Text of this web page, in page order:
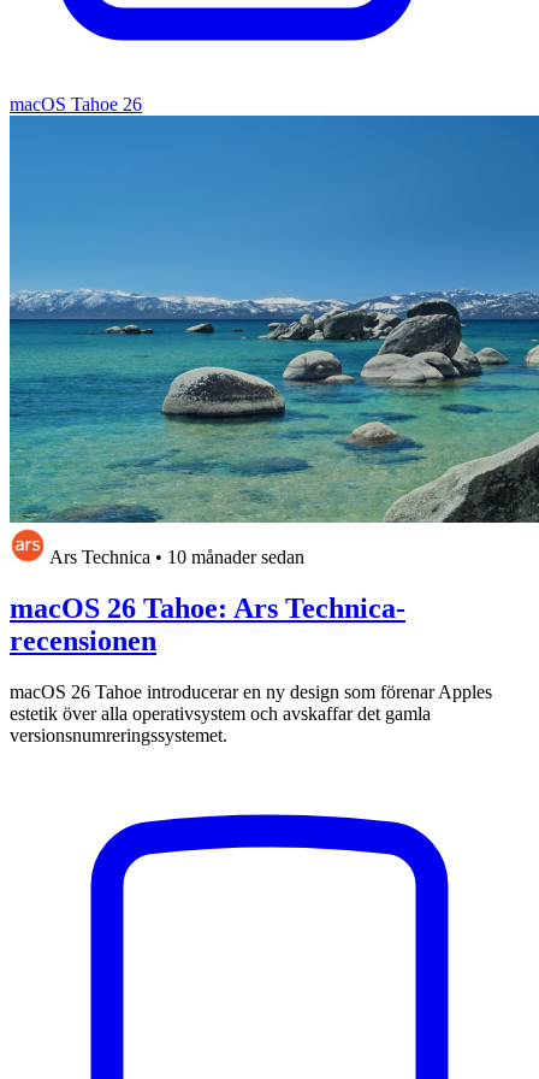
macOS Tahoe 26
Ars Technica • 10 månader sedan
macOS 26 Tahoe: Ars Technica-
recensionen
macOS 26 Tahoe introducerar en ny design som förenar Apples
estetik över alla operativsystem och avskaffar det gamla
versionsnumreringssystemet.